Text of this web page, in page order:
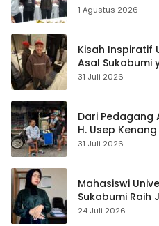
1 Agustus 2026
Kisah Inspiratif
Asal Sukabumi
Streaming
31 Juli 2026
Dari Pedagang
H. Usep
Cisaat
31 Juli 2026
Mahasiswi
Sukabumi Raih
Pembelajaran
24 Juli 2026